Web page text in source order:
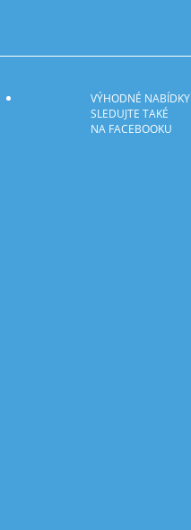
VÝHODNÉ NABÍDKY
SLEDUJTE TAKÉ
NA FACEBOOKU